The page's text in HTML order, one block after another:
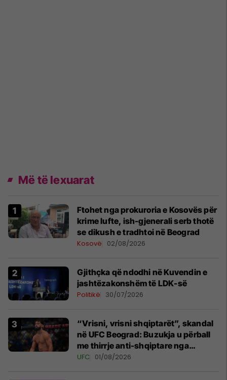
Më të lexuarat
Ftohet nga prokuroria e Kosovës për
krime lufte, ish-gjenerali serb thotë
se dikush e tradhtoi në Beograd
Kosovë 02/08/2026
Gjithçka që ndodhi në Kuvendin e
jashtëzakonshëm të LDK-së
Politikë 30/07/2026
“Vrisni, vrisni shqiptarët”, skandal
në UFC Beograd: Buzukja u përball
me thirrje anti-shqiptare nga
tribunat
UFC 01/08/2026